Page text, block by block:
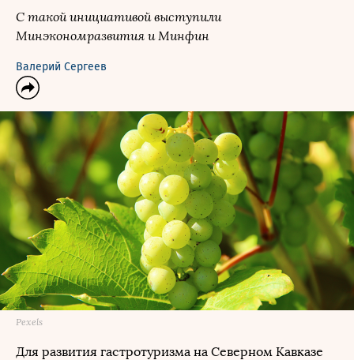
С такой инициативой выступили
Минэкономразвития и Минфин
Валерий Сергеев
Pexels
Для развития гастротуризма на Северном Кавказе